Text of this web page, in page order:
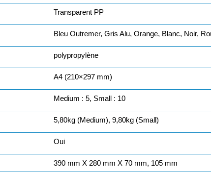
Transparent PP
Bleu Outremer, Gris Alu, Orange, Blanc, Noir,
polypropylène
A4 (210×297 mm)
Medium : 5, Small : 10
5,80kg (Medium), 9,80kg (Small)
Oui
390 mm X 280 mm X 70 mm, 105 mm